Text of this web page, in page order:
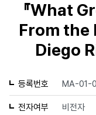
『What
From the
Diego
등록번호 MA-01-
전자여부 비전자